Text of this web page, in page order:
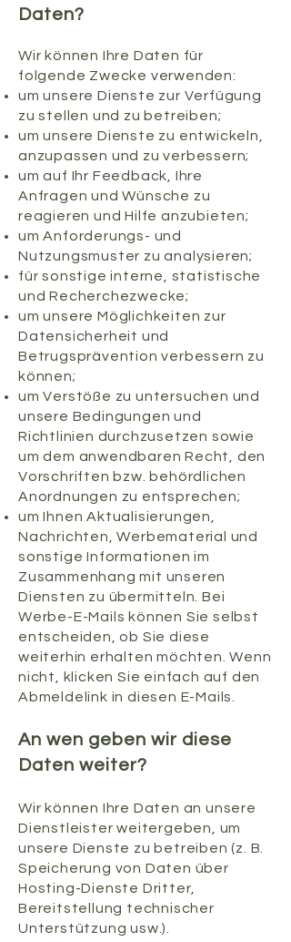
Daten?
Wir können Ihre Daten für
folgende Zwecke verwenden:
um unsere Dienste zur Verfügung
zu stellen und zu betreiben;
um unsere Dienste zu entwickeln,
anzupassen und zu verbessern;
um auf Ihr Feedback, Ihre
Anfragen und Wünsche zu
reagieren und Hilfe anzubieten;
um Anforderungs- und
Nutzungsmuster zu analysieren;
für sonstige interne, statistische
und Recherchezwecke;
um unsere Möglichkeiten zur
Datensicherheit und
Betrugsprävention verbessern zu
können;
um Verstöße zu untersuchen und
unsere Bedingungen und
Richtlinien durchzusetzen sowie
um dem anwendbaren Recht, den
Vorschriften bzw. behördlichen
Anordnungen zu entsprechen;
um Ihnen Aktualisierungen,
Nachrichten, Werbematerial und
sonstige Informationen im
Zusammenhang mit unseren
Diensten zu übermitteln. Bei
Werbe-E-Mails können Sie selbst
entscheiden, ob Sie diese
weiterhin erhalten möchten. Wenn
nicht, klicken Sie einfach auf den
Abmeldelink in diesen E-Mails.
An wen geben wir diese
Daten weiter?
Wir können Ihre Daten an unsere
Dienstleister weitergeben, um
unsere Dienste zu betreiben (z. B.
Speicherung von Daten über
Hosting-Dienste Dritter,
Bereitstellung technischer
Unterstützung usw.).